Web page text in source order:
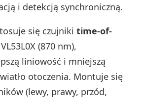
i detekcją synchroniczną.
się czujnikitime-of-
(870 nm),
liniowość i mniejszą
otoczenia. Montuje się
(lewy, prawy, przód,